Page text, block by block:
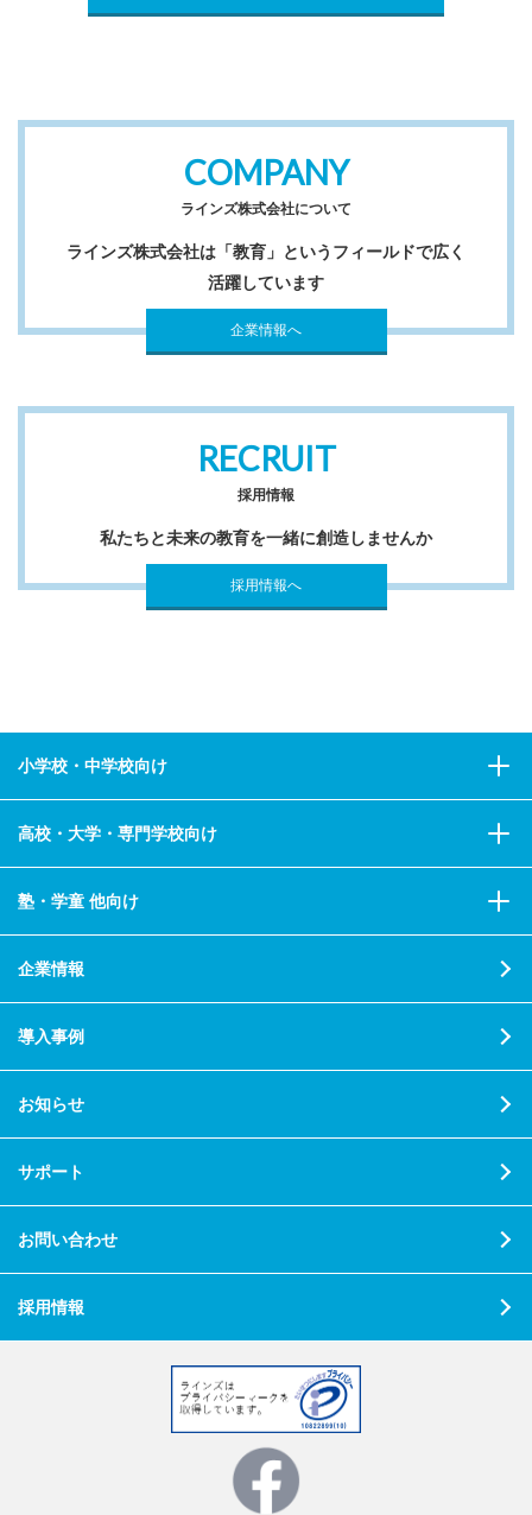
COMPANY
ラインズ株式会社について
ラインズ株式会社は「教育」というフィールドで広く
活躍しています
企業情報へ
RECRUIT
採用情報
私たちと未来の教育を一緒に創造しませんか
採用情報へ
小学校・中学校向け
高校・大学・専門学校向け
塾・学童 他向け
企業情報
導入事例
お知らせ
サポート
お問い合わせ
採用情報